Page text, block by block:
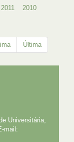
2011 2010
Última
Universitária,
mail: